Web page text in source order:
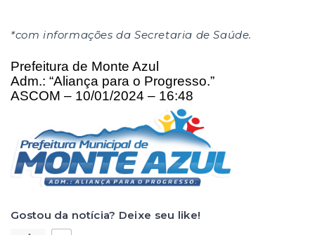
*com informações da Secretaria de Saúde.
Prefeitura de Monte Azul
Adm.: “Aliança para o Progresso.”
ASCOM – 10/01/2024 – 16:48
Gostou da notícia? Deixe seu like!